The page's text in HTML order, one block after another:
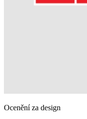
Ocenění za design